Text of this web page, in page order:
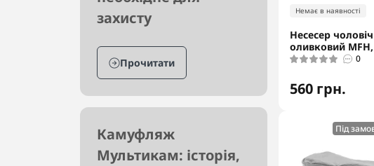
захисту
Прочитати
Камуфляж
Мультикам: історія,
Немає в наявності
Несесер
оливковий
0
560 грн.
Під